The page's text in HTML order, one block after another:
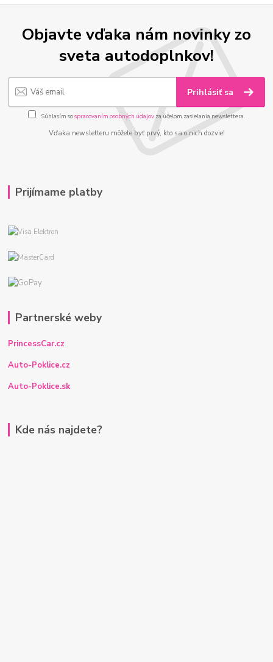
Objavte vďaka nám novinky zo
sveta autodoplnkov!
Prihlásiť sa
Súhlasím sospracovaním osobných údajov za účelom zasielania newslettera.
Vďaka newsletteru môžete byť prvý, kto sa o nich dozvie!
Prijímame platby
Partnerské weby
PrincessCar.cz
Auto-Poklice.cz
Auto-Poklice.sk
Kde nás najdete?